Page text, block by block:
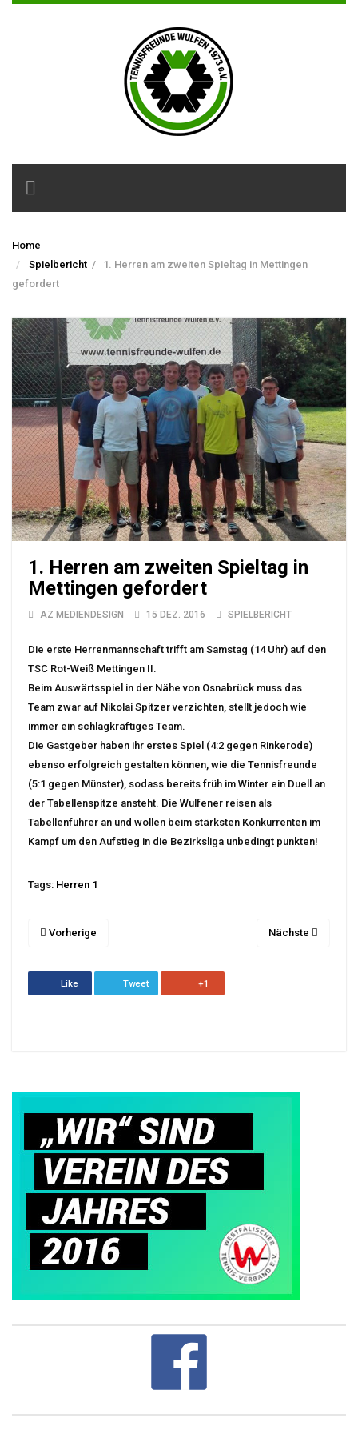
Toggle
navigation
Home
Spielbericht /
1. Herren am zweiten Spieltag in Mettingen
gefordert
1. Herren am zweiten Spieltag in
Mettingen gefordert
AZ MEDIENDESIGN 15 DEZ. 2016 SPIELBERICHT
Die erste Herrenmannschaft trifft am Samstag (14 Uhr) auf den
TSC Rot-Weiß Mettingen II.
Beim Auswärtsspiel in der Nähe von Osnabrück muss das
Team zwar auf Nikolai Spitzer verzichten, stellt jedoch wie
immer ein schlagkräftiges Team.
Die Gastgeber haben ihr erstes Spiel (4:2 gegen Rinkerode)
ebenso erfolgreich gestalten können, wie die Tennisfreunde
(5:1 gegen Münster), sodass bereits früh im Winter ein Duell an
der Tabellenspitze ansteht. Die Wulfener reisen als
Tabellenführer an und wollen beim stärksten Konkurrenten im
Kampf um den Aufstieg in die Bezirksliga unbedingt punkten!
Tags: Herren 1
Vorherige Nächste
Like Tweet +1